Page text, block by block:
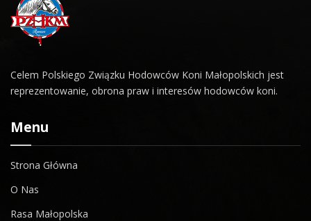
Celem Polskiego Związku Hodowców Koni Małopolskich jest
reprezentowanie, obrona praw i interesów hodowców koni.
Menu
Strona Główna
O Nas
Rasa Małopolska